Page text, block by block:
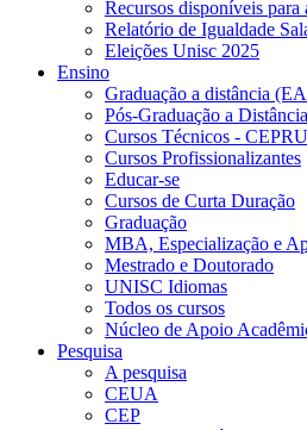
Recursos disponíveis para
Relatório de Igualdade
Eleições Unisc 2025
Ensino
Graduação a distância
Pós-Graduação a
Cursos Técnicos - CEPRU
Cursos Profissionalizantes
Educar-se
Cursos de Curta Duração
Graduação
MBA, Especialização e
Mestrado e Doutorado
UNISC Idiomas
Todos os cursos
Núcleo de Apoio
Pesquisa
A pesquisa
CEUA
CEP